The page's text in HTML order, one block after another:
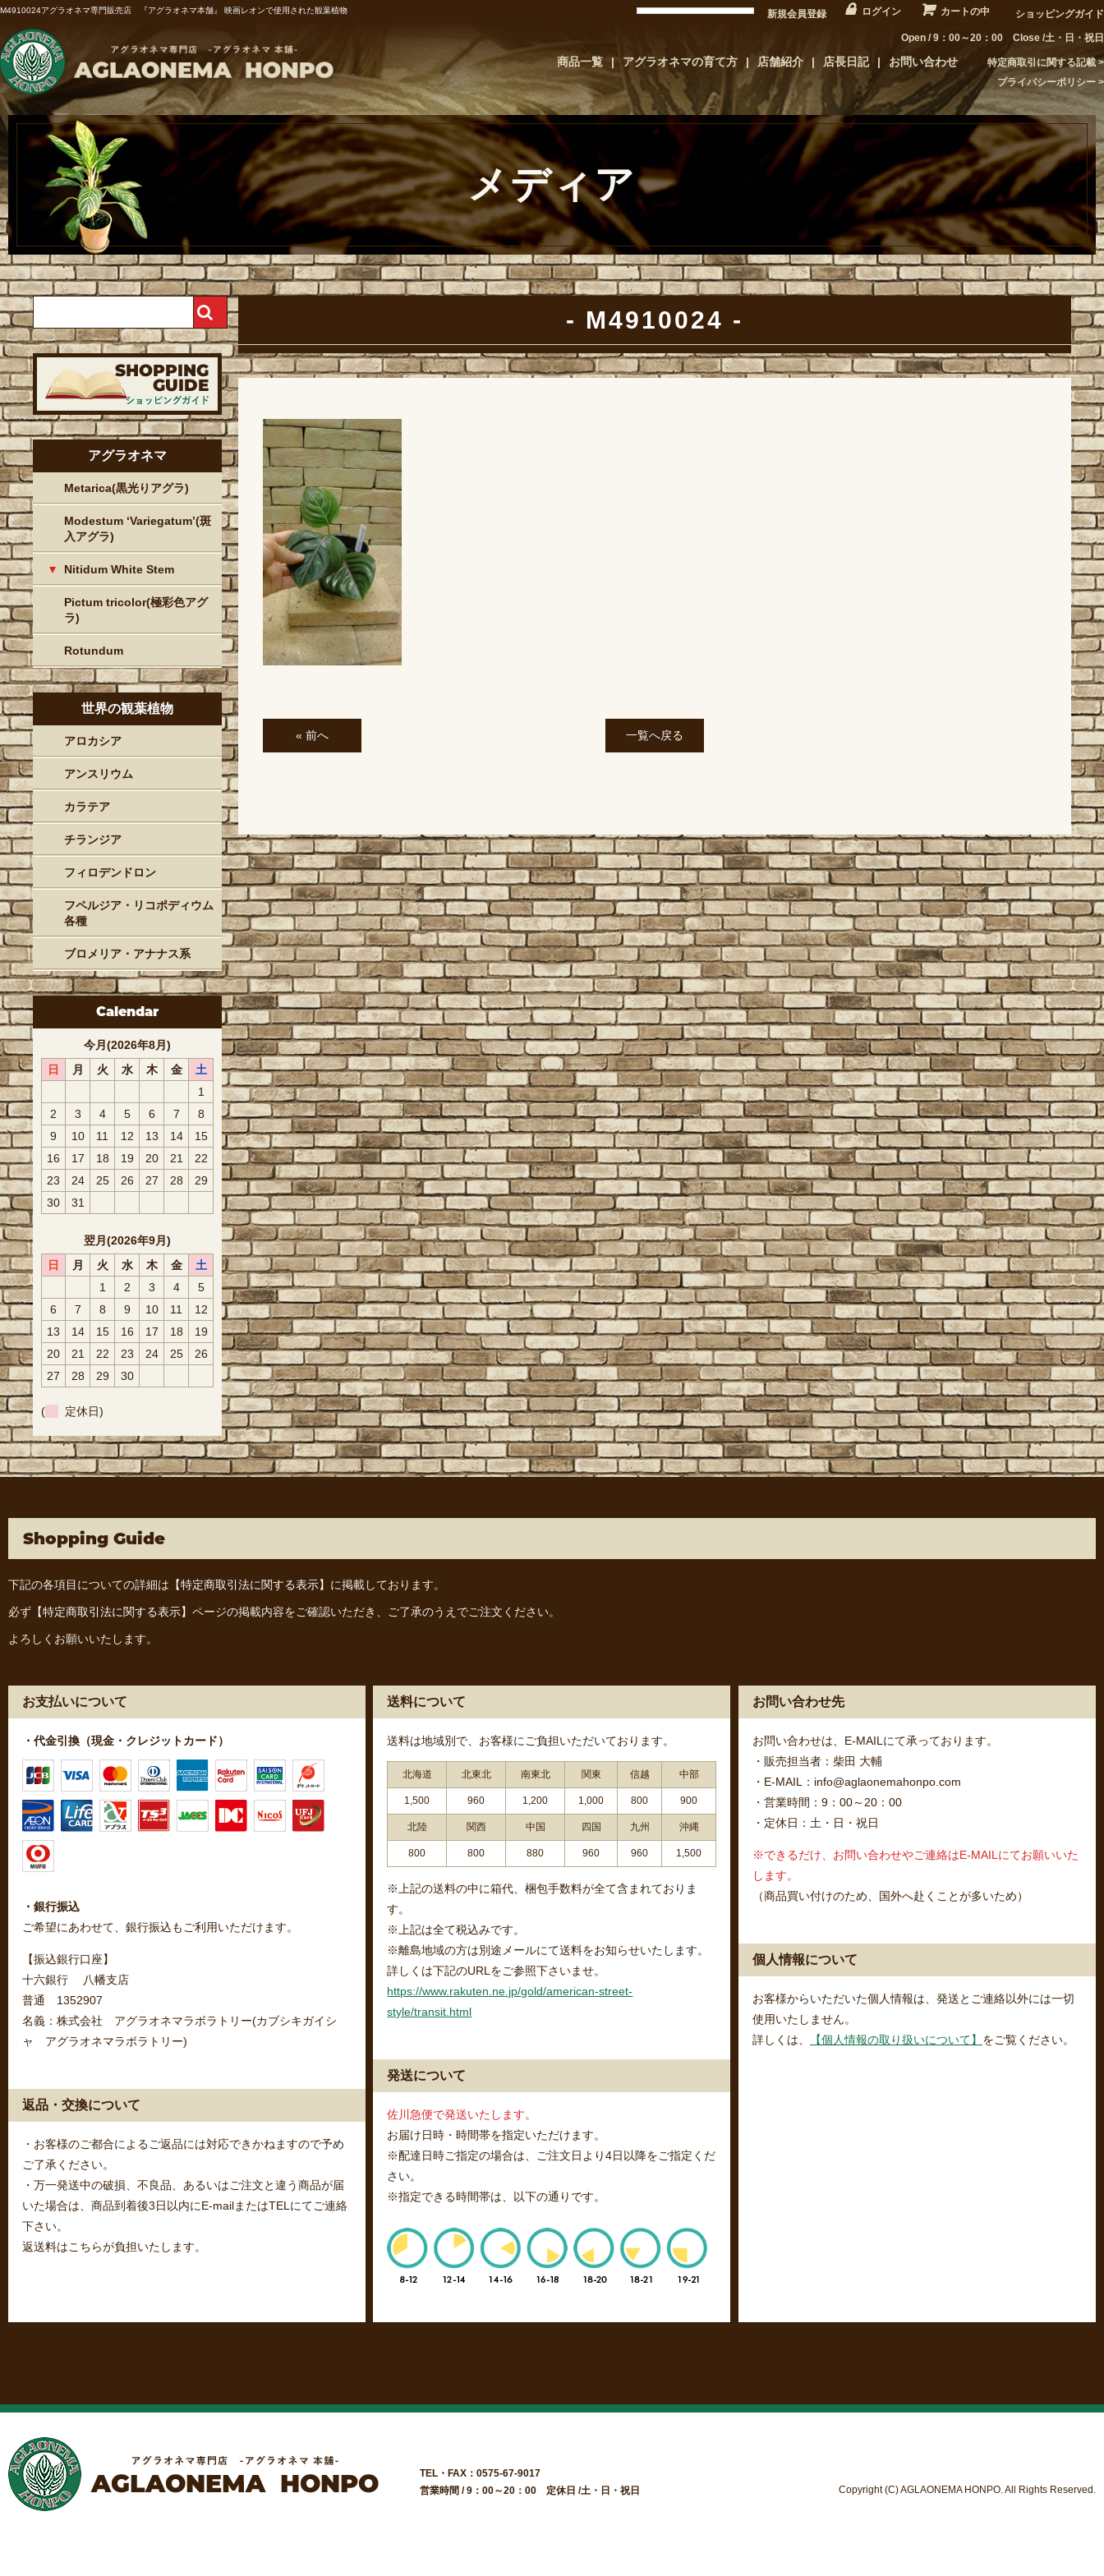
M4910024アグラオネマ専門販売店 『アグラオネマ本舗』 映画レオンで使用された観葉植物 新規会員登録 ログイン カートの中 ショッピングガイド
Open / 9：00～20：00 Close /土・日・祝日
商品一覧 アグラオネマの育て方 店舗紹介 店長日記 お問い合わせ
特定商取引に関する記載
プライバシーポリシー
メディア
M4910024
« 前へ 一覧へ戻る
アグラオネマ
Metarica(黒光りアグラ)
Modestum ‘Variegatum’(斑
入アグラ)
Nitidum White Stem
Pictum tricolor(極彩色アグ
ラ)
Rotundum
世界の観葉植物
アロカシア
アンスリウム
カラテア
チランジア
フィロデンドロン
フペルジア・リコポディウム
各種
ブロメリア・アナナス系
Calendar
今月(2026年8月)
日
月 火 水 木 金
土
1
2
3 4 5 6 7
8
9
10 11 12 13 14
15
16
17 18 19 20 21
22
23
24 25 26 27 28
29
30
31
翌月(2026年9月)
日
月 火 水 木 金
土
1
2 3 4
5
6
7 8 9 10 11
12
13
14 15 16 17 18
19
20
21 22 23 24 25
26
27
28 29 30
( 定休日)
Shopping Guide
下記の各項目についての詳細は 【特定商取引法に関する表示】 に掲載しております。
必ず 【特定商取引法に関する表示】 ページの掲載内容をご確認いただき、ご了承のうえでご注文ください。
よろしくお願いいたします。
お支払いについて
・代金引換（現金・クレジットカード）
・銀行振込
ご希望にあわせて、銀行振込もご利用いただけます。
【振込銀行口座】
十六銀行 八幡支店
普通 1352907
名義：株式会社 アグラオネマラボラトリー(カブシキガイシ
ャ アグラオネマラボラトリー)
返品・交換について
・お客様のご都合によるご返品には対応できかねますので予め
ご了承ください。
・万一発送中の破損、不良品、あるいはご注文と違う商品が届
いた場合は、商品到着後3日以内にE-mailまたはTELにてご連絡
下さい。
返送料はこちらが負担いたします。
送料について
送料は地域別で、お客様にご負担いただいております。
北海道 北東北 南東北 関東 信越 中部
1,500 960 1,200 1,000 800 900
北陸 関西 中国 四国 九州 沖縄
800 800 880 960 960 1,500
※上記の送料の中に箱代、梱包手数料が全て含まれておりま
す。
※上記は全て税込みです。
※離島地域の方は別途メールにて送料をお知らせいたします。
詳しくは下記のURLをご参照下さいませ。
https://www.rakuten.ne.jp/gold/american-street-
style/transit.html
発送について
佐川急便で発送いたします。
お届け日時・時間帯を指定いただけます。
※配達日時ご指定の場合は、ご注文日より4日以降をご指定くだ
さい。
※指定できる時間帯は、以下の通りです。
お問い合わせ先
お問い合わせは、E-MAILにて承っております。
・販売担当者：柴田 大輔
・E-MAIL：info@aglaonemahonpo.com
・営業時間：9：00～20：00
・定休日：土・日・祝日
※できるだけ、お問い合わせやご連絡はE-MAILにてお願いいた
します。
（商品買い付けのため、国外へ赴くことが多いため）
個人情報について
お客様からいただいた個人情報は、発送とご連絡以外には一切
使用いたしません。
詳しくは、
【個人情報の取り扱いについて】 をご覧ください。
TEL・FAX：0575-67-9017
営業時間 / 9：00～20：00 定休日 /土・日・祝日
Copyright (C) AGLAONEMA HONPO. All Rights Reserved.